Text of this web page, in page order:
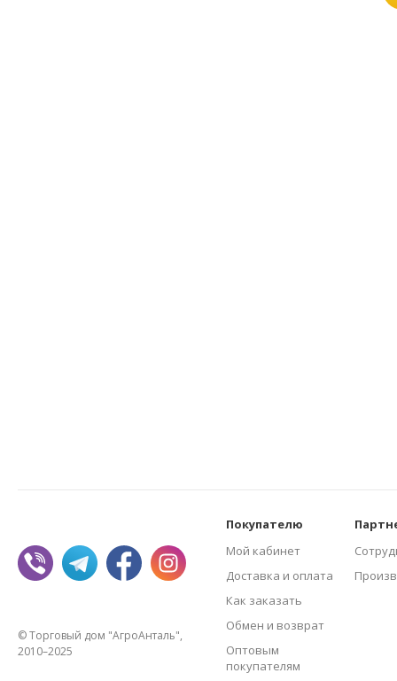
© Торговый дом "АгроАнталь",
2010–2025
Покупателю
Мой кабинет
Доставка и оплата
Как заказать
Обмен и возврат
Оптовым
покупателям